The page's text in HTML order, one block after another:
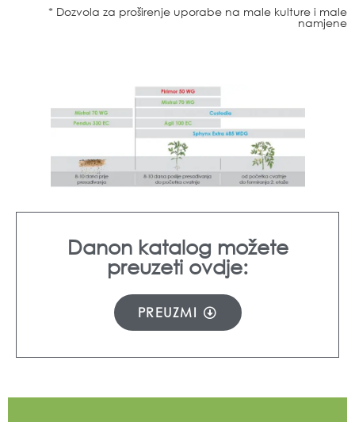
* Dozvola za proširenje uporabe na male kulture i male
namjene
Danon katalog možete
preuzeti ovdje:
PREUZMI